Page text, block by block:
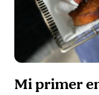
Mi primer